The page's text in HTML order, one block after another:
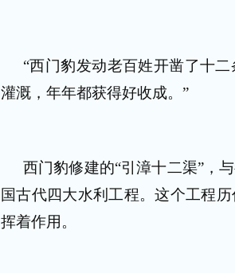
“西门豹发动老百姓开凿了十
灌溉，年年都获得好收成。”
西门豹修建的“引漳十二渠”，
国古代四大水利工程。这个工程
挥着作用。